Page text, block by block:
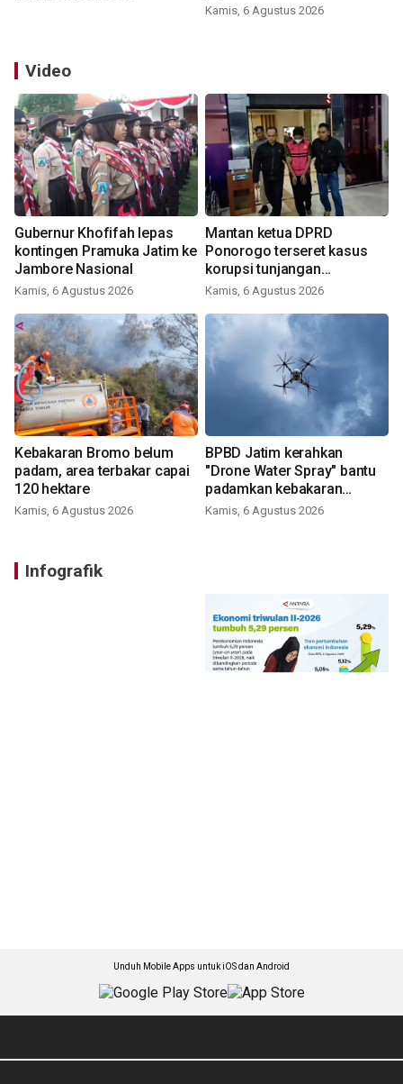
Kamis, 6 Agustus 2026
Video
Gubernur Khofifah lepas
kontingen Pramuka Jatim ke
Jambore Nasional
Kamis, 6 Agustus 2026
Mantan ketua DPRD
Ponorogo terseret kasus
korupsi tunjangan
perumahan
Kamis, 6 Agustus 2026
Kebakaran Bromo belum
padam, area terbakar capai
120 hektare
Kamis, 6 Agustus 2026
BPBD Jatim kerahkan
"Drone Water Spray" bantu
padamkan kebakaran
Bromo
Kamis, 6 Agustus 2026
Infografik
Unduh Mobile Apps untuk iOS dan Android